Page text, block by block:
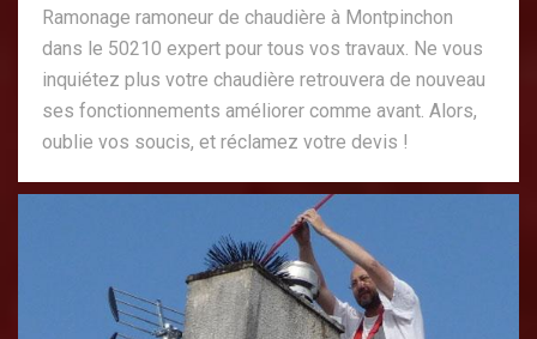
Ramonage ramoneur de chaudière à Montpinchon
dans le 50210 expert pour tous vos travaux. Ne vous
inquiétez plus votre chaudière retrouvera de nouveau
ses fonctionnements améliorer comme avant. Alors,
oublie vos soucis, et réclamez votre devis !